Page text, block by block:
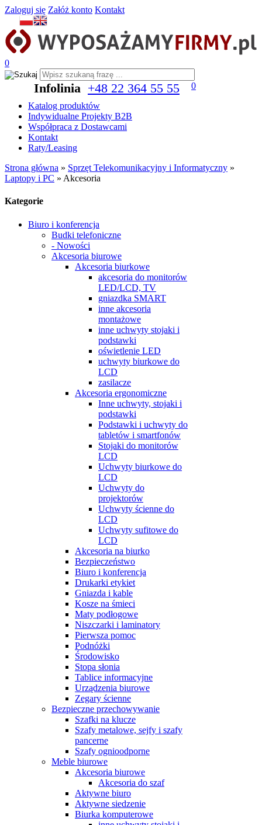
Zaloguj się Załóż konto Kontakt
0
Infolinia +48 22 364 55 55
0
Katalog produktów
Indywidualne Projekty B2B
Współpraca z Dostawcami
Kontakt
Raty/Leasing
Strona główna » Sprzęt Telekomunikacyjny i Informatyczny »
Laptopy i PC » Akcesoria
Kategorie
Biuro i konferencja
Budki telefoniczne
- Nowości
Akcesoria biurowe
Akcesoria biurkowe
akcesoria do monitorów
LED/LCD, TV
gniazdka SMART
inne akcesoria
montażowe
inne uchwyty stojaki i
podstawki
oświetlenie LED
uchwyty biurkowe do
LCD
zasilacze
Akcesoria ergonomiczne
Inne uchwyty, stojaki i
podstawki
Podstawki i uchwyty do
tabletów i smartfonów
Stojaki do monitorów
LCD
Uchwyty biurkowe do
LCD
Uchwyty do
projektorów
Uchwyty ścienne do
LCD
Uchwyty sufitowe do
LCD
Akcesoria na biurko
Bezpieczeństwo
Biuro i konferencja
Drukarki etykiet
Gniazda i kable
Kosze na śmieci
Maty podłogowe
Niszczarki i laminatory
Pierwsza pomoc
Podnóżki
Środowisko
Stopa słonia
Tablice informacyjne
Urządzenia biurowe
Zegary ścienne
Bezpieczne przechowywanie
Szafki na klucze
Szafy metalowe, sejfy i szafy
pancerne
Szafy ognioodporne
Meble biurowe
Akcesoria biurowe
Akcesoria do szaf
Aktywne biuro
Aktywne siedzenie
Biurka komputerowe